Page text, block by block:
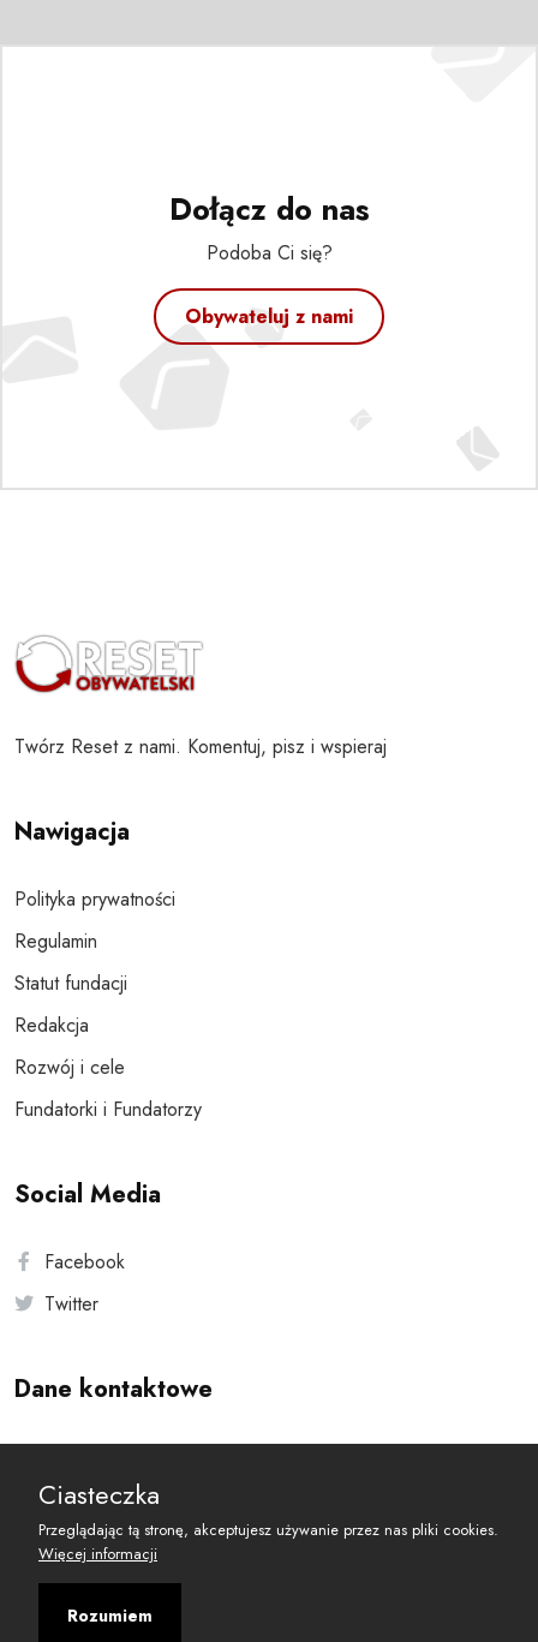
Dołącz do nas
Podoba Ci się?
Obywateluj z nami
Twórz Reset z nami. Komentuj, pisz i wspieraj
Nawigacja
Polityka prywatności
Regulamin
Statut fundacji
Redakcja
Rozwój i cele
Fundatorki i Fundatorzy
Social Media
Facebook
Twitter
Dane kontaktowe
reset@resetobywatelski.pl
Ciasteczka
Przeglądając tą stronę, akceptujesz używanie przez nas pliki cookies.
Więcej informacji
Rozumiem